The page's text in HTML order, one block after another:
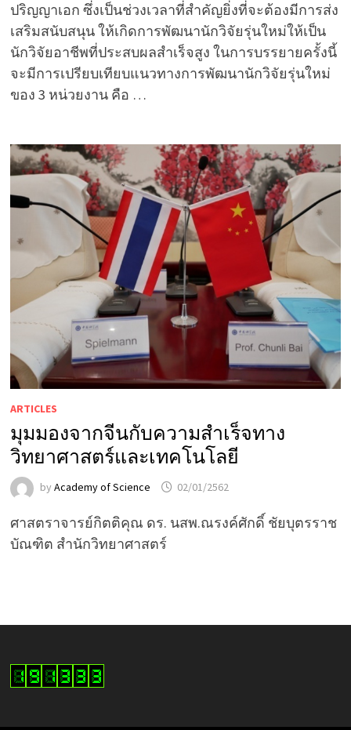
ปริญญาเอก ซึ่งเป็นช่วงเวลาที่สำคัญยิ่งที่จะต้องมีการส่ง
เสริมสนับสนุน ให้เกิดการพัฒนานักวิจัยรุ่นใหม่ให้เป็น
นักวิจัยอาชีพที่ประสบผลสำเร็จสูง ในการบรรยายครั้งนี้
จะมีการเปรียบเทียบแนวทางการพัฒนานักวิจัยรุ่นใหม่
ของ 3 หน่วยงาน คือ …
ARTICLES
มุมมองจากจีนกับความสำเร็จทาง
วิทยาศาสตร์และเทคโนโลยี
by Academy of Science 02/01/2562
ศาสตราจารย์กิตติคุณ ดร. นสพ.ณรงค์ศักดิ์ ชัยบุตรราช
บัณฑิต สำนักวิทยาศาสตร์